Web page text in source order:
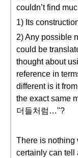
couldn’t find
1) Its
2) Any possible
could be
thought about
reference in
different is it
the exact same
더들처럼…"?
There is nothing
certainly can tell